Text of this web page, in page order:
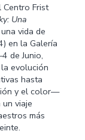
Centro Frist
Una
vida de
en la Galería
de Junio,
evolución
hasta
y el color—
viaje
más